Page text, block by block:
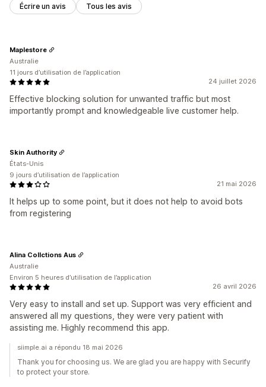
Écrire un avis Tous les avis
24 juillet 2026
Effective blocking solution for unwanted traffic but most
importantly prompt and knowledgeable live customer help.
Maplestore
Australie
11 jours d’utilisation de l’application
21 mai 2026
It helps up to some point, but it does not help to avoid bots
from registering
Skin Authority
États-Unis
9 jours d’utilisation de l’application
26 avril 2026
Very easy to install and set up. Support was very efficient and
answered all my questions, they were very patient with
assisting me. Highly recommend this app.
Alina Collctions Aus
Australie
Environ 5 heures d’utilisation de l’application
siimple.ai a répondu 18 mai 2026
Thank you for choosing us. We are glad you are happy with Securify
to protect your store.